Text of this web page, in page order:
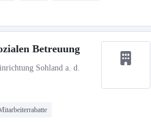
Betreuung
Sohland a. d.